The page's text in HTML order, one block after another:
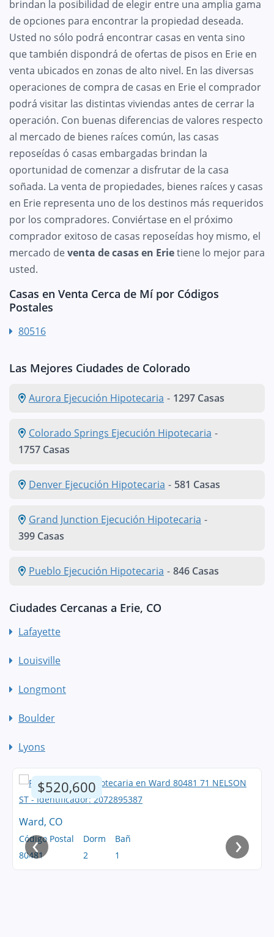
brindan la posibilidad de elegir entre una amplia gama
de opciones para encontrar la propiedad deseada.
Usted no sólo podrá encontrar casas en venta sino
que también dispondrá de ofertas de pisos en Erie en
venta ubicados en zonas de alto nivel. En las diversas
operaciones de compra de casas en Erie el comprador
podrá visitar las distintas viviendas antes de cerrar la
operación. Con buenas diferencias de valores respecto
al mercado de bienes raíces común, las casas
reposeídas ó casas embargadas brindan la
oportunidad de comenzar a disfrutar de la casa
soñada. La venta de propiedades, bienes raíces y casas
en Erie representa uno de los destinos más requeridos
por los compradores. Conviértase en el próximo
comprador exitoso de casas reposeídas hoy mismo, el
mercado deventa de casas en Erietiene lo mejor para
usted.
Casas en Venta Cerca de Mí por Códigos
Postales
80516
Las Mejores Ciudades de Colorado
Aurora Ejecución Hipotecaria - 1297 Casas
Colorado Springs Ejecución Hipotecaria -
1757 Casas
Denver Ejecución Hipotecaria - 581 Casas
Grand Junction Ejecución Hipotecaria -
399 Casas
Pueblo Ejecución Hipotecaria - 846 Casas
Ciudades Cercanas a Erie, CO
Lafayette
Louisville
Longmont
Boulder
Lyons
$520,600
Ward, CO
Código Postal
80481
Dorm
2
Bañ
1
‹ ›